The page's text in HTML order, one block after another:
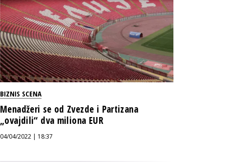
BIZNIS SCENA
Menadžeri se od Zvezde i Partizana
„ovajdili“ dva miliona EUR
04/04/2022 | 18:37